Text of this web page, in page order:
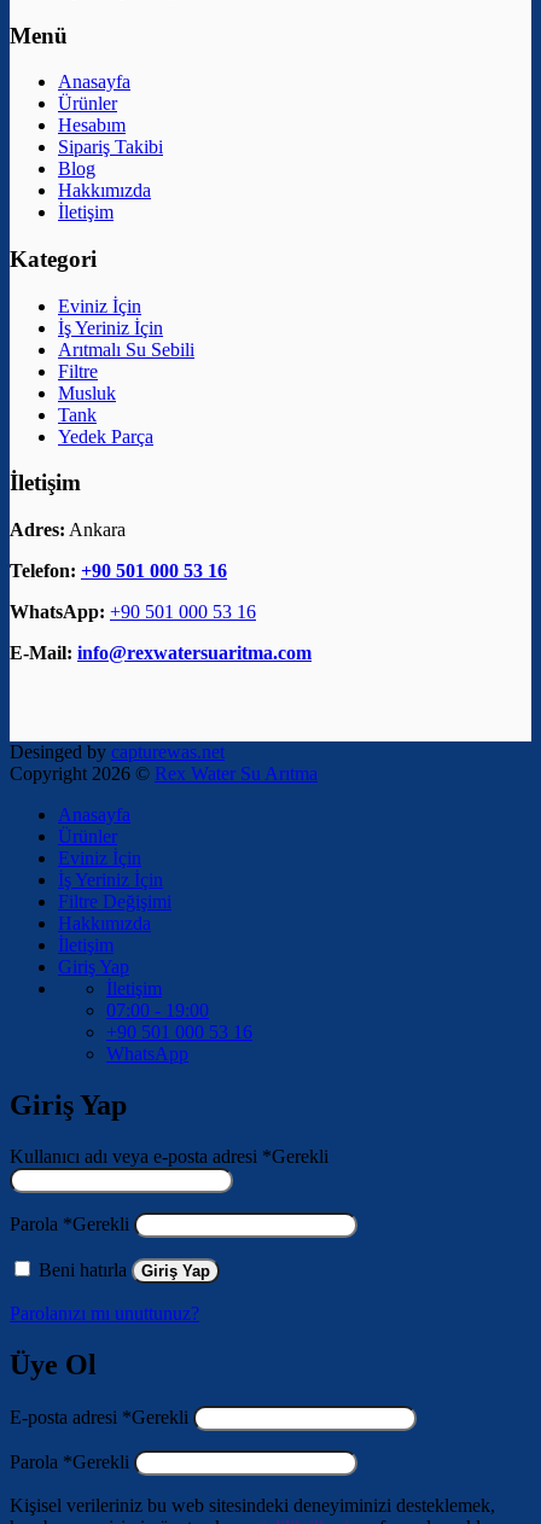
Menü
Anasayfa
Ürünler
Hesabım
Sipariş Takibi
Blog
Hakkımızda
İletişim
Kategori
Eviniz İçin
İş Yeriniz İçin
Arıtmalı Su Sebili
Filtre
Musluk
Tank
Yedek Parça
İletişim
Adres: Ankara
Telefon: +90 501 000 53 16
WhatsApp: +90 501 000 53 16
E-Mail: info@rexwatersuaritma.com
Desinged by capturewas.net
Copyright 2026 © Rex Water Su Arıtma
Anasayfa
Ürünler
Eviniz İçin
İş Yeriniz İçin
Filtre Değişimi
Hakkımızda
İletişim
Giriş Yap
İletişim
07:00 - 19:00
+90 501 000 53 16
WhatsApp
Giriş Yap
Kullanıcı adı veya e-posta adresi *Gerekli
Parola *Gerekli
Beni hatırla Giriş Yap
Parolanızı mı unuttunuz?
Üye Ol
E-posta adresi *Gerekli
Parola *Gerekli
Kişisel verileriniz bu web sitesindeki deneyiminizi desteklemek,